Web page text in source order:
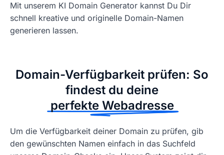
Mit unserem KI Domain Generator kannst Du Dir
schnell kreative und originelle Domain-Namen
generieren lassen.
Domain-Verfügbarkeit prüfen: So
findest du deine
perfekte Webadresse
Um die Verfügbarkeit deiner Domain zu prüfen, gib
den gewünschten Namen einfach in das Suchfeld